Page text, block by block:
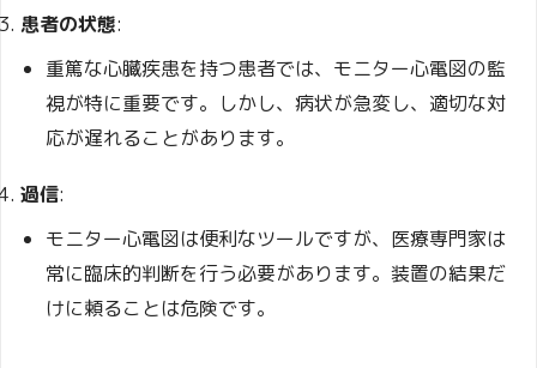
患者の状態:
重篤な心臓疾患を持つ患者では、モニター心電図の監
視が特に重要です。しかし、病状が急変し、適切な対
応が遅れることがあります。
過信:
モニター心電図は便利なツールですが、医療専門家は
常に臨床的判断を行う必要があります。装置の結果だ
けに頼ることは危険です。